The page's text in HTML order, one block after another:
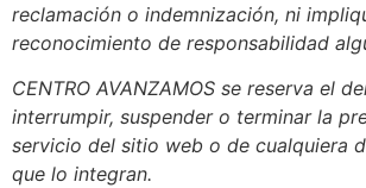
reclamación o indemnización, ni
reconocimiento de responsabilidad
CENTRO AVANZAMOS se reserva el
interrumpir, suspender o terminar la
servicio del sitio web o de cualquiera
que lo integran.